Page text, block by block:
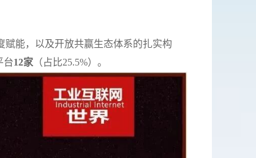
能，以及开放共赢生态体系的扎实构
台12家 （占比25.5%）。